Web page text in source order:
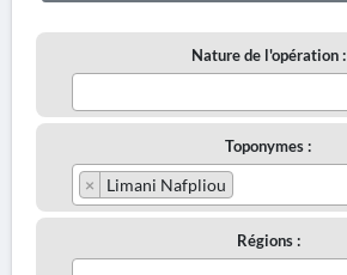
Nature de l'opération :
Toponymes :
× Limani Nafpliou
Régions :